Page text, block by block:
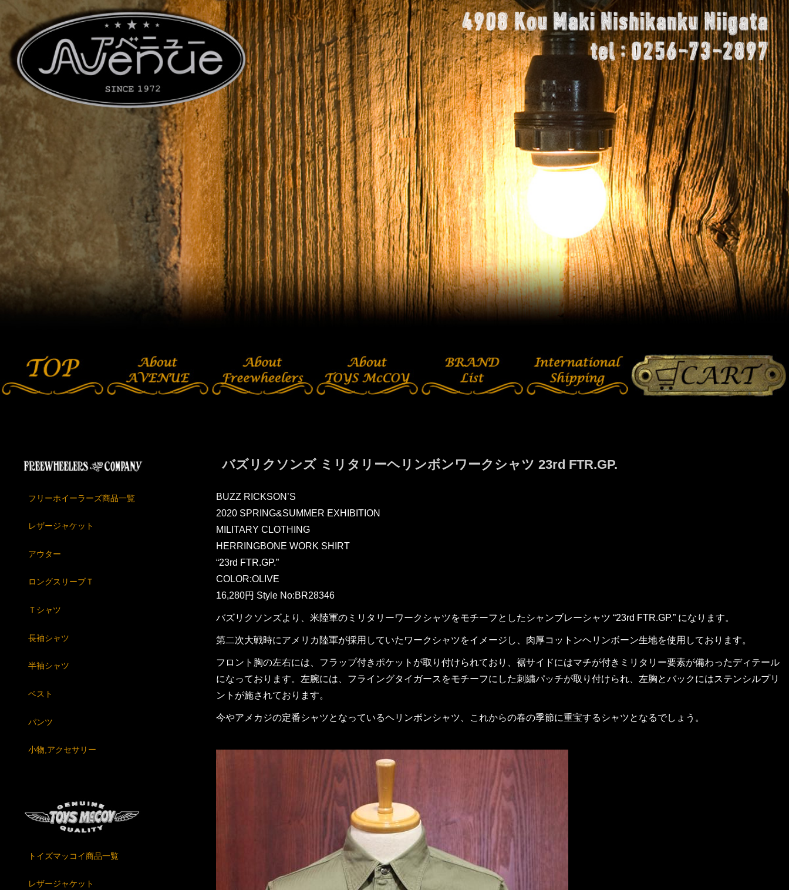
バズリクソンズ ミリタリーヘリンボンワークシャツ 23rd FTR.GP.
BUZZ RICKSON’S
2020 SPRING&SUMMER EXHIBITION
MILITARY CLOTHING
HERRINGBONE WORK SHIRT
“23rd FTR.GP.”
COLOR:OLIVE
16,280円 Style No:BR28346
バズリクソンズより、米陸軍のミリタリーワークシャツをモチーフとしたシャンブレーシャツ “23rd FTR.GP.” になります。
第二次大戦時にアメリカ陸軍が採用していたワークシャツをイメージし、肉厚コットンヘリンボーン生地を使用しております。
フロント胸の左右には、フラップ付きポケットが取り付けられており、裾サイドにはマチが付きミリタリー要素が備わったディテール
になっております。左腕には、フライングタイガースをモチーフにした刺繍パッチが取り付けられ、左胸とバックにはステンシルプリ
ントが施されております。
今やアメカジの定番シャツとなっているヘリンボンシャツ、これからの春の季節に重宝するシャツとなるでしょう。
フリーホイーラーズ商品一覧
レザージャケット
アウター
ロングスリーブＴ
Ｔシャツ
長袖シャツ
半袖シャツ
ベスト
パンツ
小物,アクセサリー
トイズマッコイ商品一覧
レザージャケット